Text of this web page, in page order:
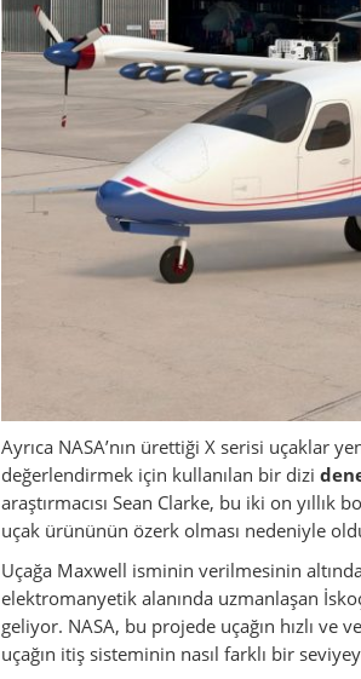
Ayrıca NASA’nın ürettiği X serisi uçaklar
değerlendirmek için kullanılan bir dizi
araştırmacısı Sean Clarke, bu iki on yıllık
uçak ürününün özerk olması nedeniyle
Uçağa Maxwell isminin verilmesinin
elektromanyetik alanında uzmanlaşan
geliyor. NASA, bu projede uçağın hızlı ve
uçağın itiş sisteminin nasıl farklı bir